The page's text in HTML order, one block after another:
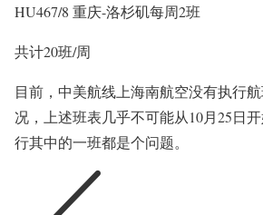
HU467/8 重庆-洛杉矶每周2班
共计20班/周
目前，中美航线上海南航空没有执行
况，上述班表几乎不可能从10月25日
行其中的一班都是个问题。